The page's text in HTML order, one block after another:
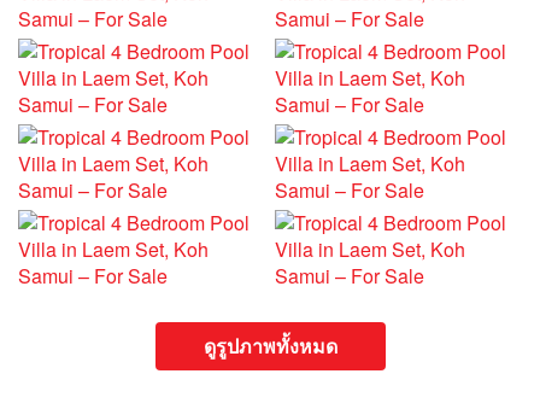
ดูรูปภาพทั้งหมด